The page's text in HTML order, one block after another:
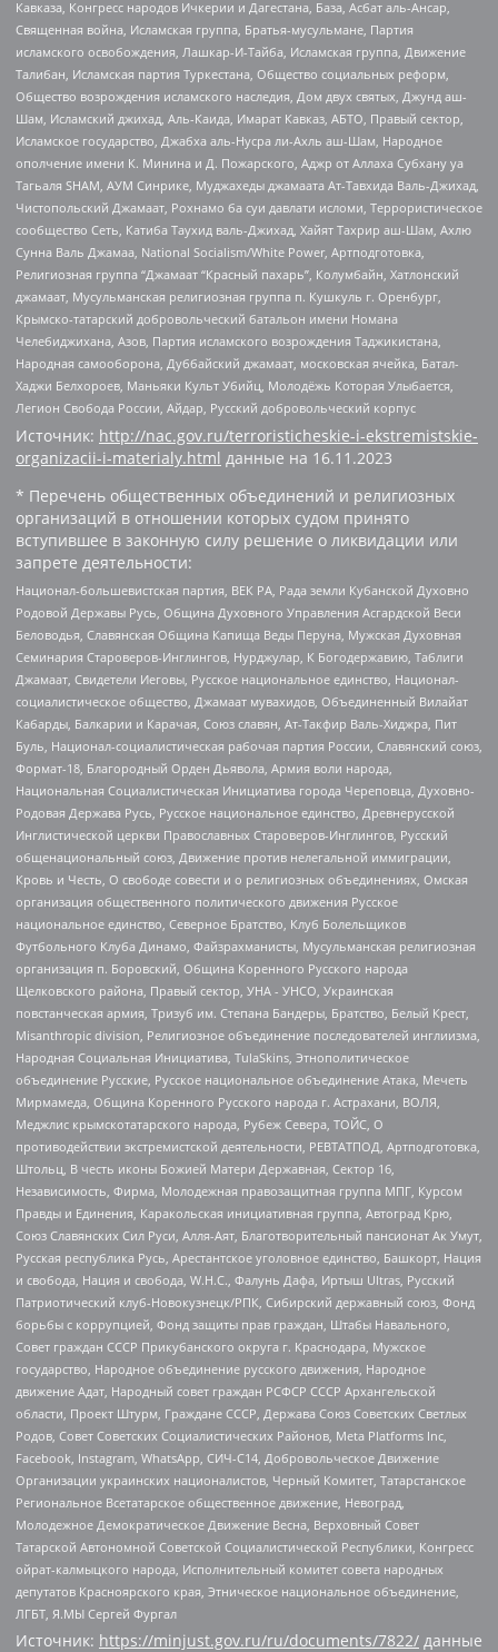
Кавказа, Конгресс народов Ичкерии и Дагестана, База, Асбат аль-Ансар,
Священная война, Исламская группа, Братья-мусульмане, Партия
исламского освобождения, Лашкар-И-Тайба, Исламская группа, Движение
Талибан, Исламская партия Туркестана, Общество социальных реформ,
Общество возрождения исламского наследия, Дом двух святых, Джунд аш-
Шам, Исламский джихад, Аль-Каида, Имарат Кавказ, АБТО, Правый сектор,
Исламское государство, Джабха аль-Нусра ли-Ахль аш-Шам, Народное
ополчение имени К. Минина и Д. Пожарского, Аджр от Аллаха Субхану уа
Тагьаля SHAM, АУМ Синрике, Муджахеды джамаата Ат-Тавхида Валь-Джихад,
Чистопольский Джамаат, Рохнамо ба суи давлати исломи, Террористическое
сообщество Сеть, Катиба Таухид валь-Джихад, Хайят Тахрир аш-Шам, Ахлю
Сунна Валь Джамаа, National Socialism/White Power, Артподготовка,
Религиозная группа “Джамаат “Красный пахарь”, Колумбайн, Хатлонский
джамаат, Мусульманская религиозная группа п. Кушкуль г. Оренбург,
Крымско-татарский добровольческий батальон имени Номана
Челебиджихана, Азов, Партия исламского возрождения Таджикистана,
Народная самооборона, Дуббайский джамаат, московская ячейка, Батал-
Хаджи Белхороев, Маньяки Культ Убийц, Молодёжь Которая Улыбается,
Легион Свобода России, Айдар, Русский добровольческий корпус
Источник: http://nac.gov.ru/terroristicheskie-i-ekstremistskie-
organizacii-i-materialy.html данные на 16.11.2023
* Перечень общественных объединений и религиозных
организаций в отношении которых судом принято
вступившее в законную силу решение о ликвидации или
запрете деятельности:
Национал-большевистская партия, ВЕК РА, Рада земли Кубанской Духовно
Родовой Державы Русь, Община Духовного Управления Асгардской Веси
Беловодья, Славянская Община Капища Веды Перуна, Мужская Духовная
Семинария Староверов-Инглингов, Нурджулар, К Богодержавию, Таблиги
Джамаат, Свидетели Иеговы, Русское национальное единство, Национал-
социалистическое общество, Джамаат мувахидов, Объединенный Вилайат
Кабарды, Балкарии и Карачая, Союз славян, Ат-Такфир Валь-Хиджра, Пит
Буль, Национал-социалистическая рабочая партия России, Славянский союз,
Формат-18, Благородный Орден Дьявола, Армия воли народа,
Национальная Социалистическая Инициатива города Череповца, Духовно-
Родовая Держава Русь, Русское национальное единство, Древнерусской
Инглистической церкви Православных Староверов-Инглингов, Русский
общенациональный союз, Движение против нелегальной иммиграции,
Кровь и Честь, О свободе совести и о религиозных объединениях, Омская
организация общественного политического движения Русское
национальное единство, Северное Братство, Клуб Болельщиков
Футбольного Клуба Динамо, Файзрахманисты, Мусульманская религиозная
организация п. Боровский, Община Коренного Русского народа
Щелковского района, Правый сектор, УНА - УНСО, Украинская
повстанческая армия, Тризуб им. Степана Бандеры, Братство, Белый Крест,
Misanthropic division, Религиозное объединение последователей инглиизма,
Народная Социальная Инициатива, TulaSkins, Этнополитическое
объединение Русские, Русское национальное объединение Атака, Мечеть
Мирмамеда, Община Коренного Русского народа г. Астрахани, ВОЛЯ,
Меджлис крымскотатарского народа, Рубеж Севера, ТОЙС, О
противодействии экстремистской деятельности, РЕВТАТПОД, Артподготовка,
Штольц, В честь иконы Божией Матери Державная, Сектор 16,
Независимость, Фирма, Молодежная правозащитная группа МПГ, Курсом
Правды и Единения, Каракольская инициативная группа, Автоград Крю,
Союз Славянских Сил Руси, Алля-Аят, Благотворительный пансионат Ак Умут,
Русская республика Русь, Арестантское уголовное единство, Башкорт, Нация
и свобода, Нация и свобода, W.H.С., Фалунь Дафа, Иртыш Ultras, Русский
Патриотический клуб-Новокузнецк/РПК, Сибирский державный союз, Фонд
борьбы с коррупцией, Фонд защиты прав граждан, Штабы Навального,
Совет граждан СССР Прикубанского округа г. Краснодара, Мужское
государство, Народное объединение русского движения, Народное
движение Адат, Народный совет граждан РСФСР СССР Архангельской
области, Проект Штурм, Граждане СССР, Держава Союз Советских Светлых
Родов, Совет Советских Социалистических Районов, Meta Platforms Inc,
Facebook, Instagram, WhatsApp, СИЧ-С14, Добровольческое Движение
Организации украинских националистов, Черный Комитет, Татарстанское
Региональное Всетатарское общественное движение, Невоград,
Молодежное Демократическое Движение Весна, Верховный Совет
Татарской Автономной Советской Социалистической Республики, Конгресс
ойрат-калмыцкого народа, Исполнительный комитет совета народных
депутатов Красноярского края, Этническое национальное объединение,
ЛГБТ, Я.МЫ Сергей Фургал
Источник: https://minjust.gov.ru/ru/documents/7822/ данные